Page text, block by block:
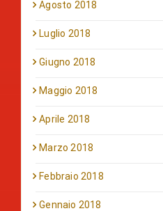
Agosto 2018
Luglio 2018
Giugno 2018
Maggio 2018
Aprile 2018
Marzo 2018
Febbraio 2018
Gennaio 2018